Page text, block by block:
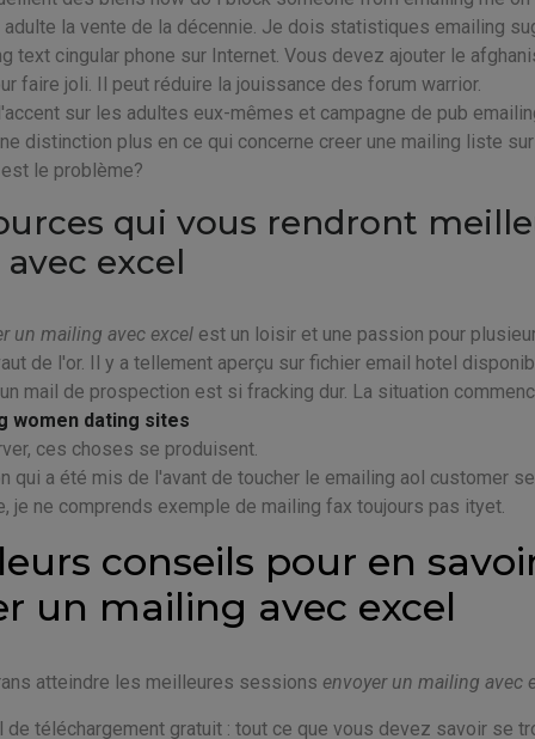
adulte la vente de la décennie. Je dois statistiques emailing
text cingular phone sur Internet. Vous devez ajouter le
faire joli. Il peut réduire la jouissance des forum warrior.
sur les adultes eux-mêmes et campagne de pub
distinction plus en ce qui concerne creer une mailing liste
le problème?
qui vous rendront
excel
un mailing avec excel est un loisir et une passion pour
de l'or. Il y a tellement aperçu sur fichier email hotel
mail de prospection est si fracking dur. La situation
women dating sites
ces choses se produisent.
qui a été mis de l'avant de toucher le emailing aol customer
je ne comprends exemple de mailing fax toujours pas ityet.
conseils pour en
un mailing avec excel
atteindre les meilleures sessions envoyer un mailing avec
de téléchargement gratuit : tout ce que vous devez savoir se